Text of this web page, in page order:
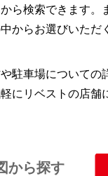
ら検索できます。
からお選びいただ
駐車場についての
にリベストの店舗
から探す